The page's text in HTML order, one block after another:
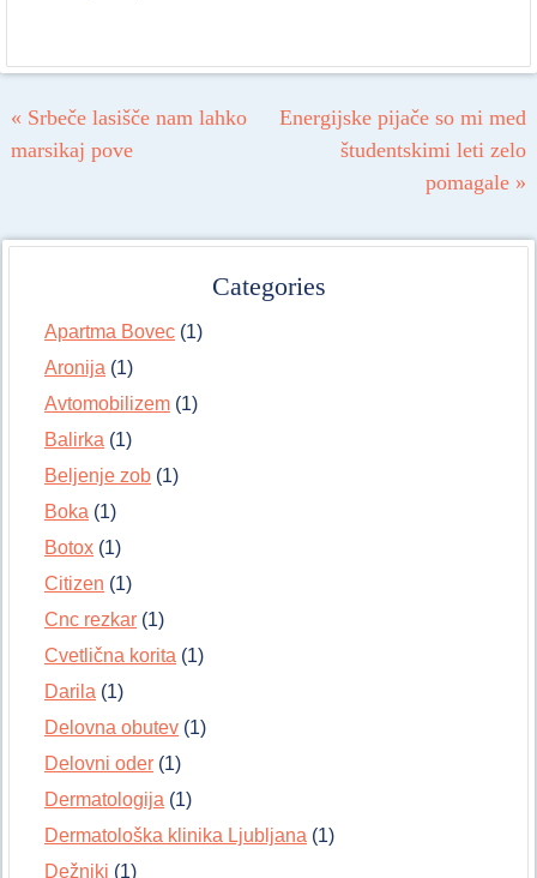
Post navigation
« Srbeče lasišče nam lahko
marsikaj pove
Energijske pijače so mi med
študentskimi leti zelo
pomagale »
Categories
Apartma Bovec (1)
Aronija (1)
Avtomobilizem (1)
Balirka (1)
Beljenje zob (1)
Boka (1)
Botox (1)
Citizen (1)
Cnc rezkar (1)
Cvetlična korita (1)
Darila (1)
Delovna obutev (1)
Delovni oder (1)
Dermatologija (1)
Dermatološka klinika Ljubljana (1)
Dežniki (1)